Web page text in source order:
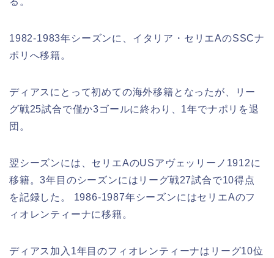
1982-1983年シーズンに、イタリア・セリエAのSSCナ
ポリへ移籍。
ディアスにとって初めての海外移籍となったが、リー
グ戦25試合で僅か3ゴールに終わり、1年でナポリを退
団。
翌シーズンには、セリエAのUSアヴェッリーノ1912に
移籍。3年目のシーズンにはリーグ戦27試合で10得点
を記録した。 1986-1987年シーズンにはセリエAのフ
ィオレンティーナに移籍。
ディアス加入1年目のフィオレンティーナはリーグ10位